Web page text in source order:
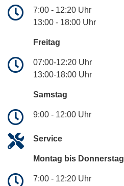
7:00 - 12:20 Uhr
13:00 - 18:00 Uhr
Freitag
07:00-12:20 Uhr
13:00-18:00 Uhr
Samstag
9:00 - 12:00 Uhr
Service
Montag bis Donnerstag
7:00 - 12:20 Uhr